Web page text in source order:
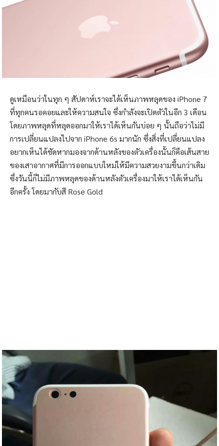
ดูเหมือนว่าในทุก ๆ สัปดาห์เราจะได้เห็นภาพหลุดของ iPhone 7
ที่ทุกคนรอคอยและให้ความสนใจ ซึ่งกำลังจะเปิดตัวในอีก 3 เดือน
โดยภาพหลุดที่หลุดออกมาให้เราได้เห็นกันบ่อย ๆ นั้นถือว่าไม่มี
การเปลี่ยนแปลงไปจาก iPhone 6s มากนัก ซึ่งสิ่งที่เปลี่ยนแปลง
อยากเห็นได้ชัดหากมองจากด้านหลังของตัวเครื่องนั้นก็คือเส้นสาย
ของเสาอากาศที่มีการออกแบบใหม่ให้มีความสวยงามขึ้นกว่าเดิม
ซึ่งวันนี้ก็ไม่มีภาพหลุดของด้านหลังตัวเครื่องมาให้เราได้เห็นกัน
อีกครั้ง โดยมากับสี Rose Gold